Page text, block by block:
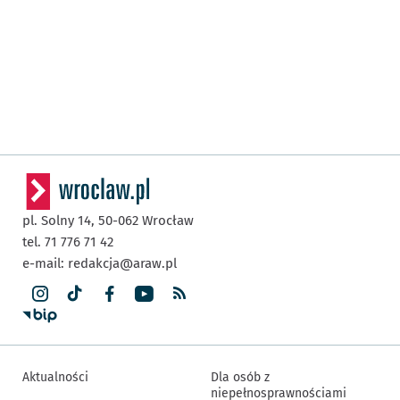
pl. Solny 14, 50-062 Wrocław
tel. 71 776 71 42
e-mail: redakcja@araw.pl
Aktualności
Dla osób z
niepełnosprawnościami